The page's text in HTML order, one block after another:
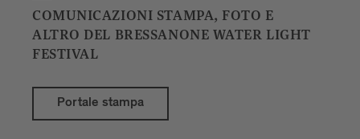
COMUNICAZIONI STAMPA, FOTO E
ALTRO DEL BRESSANONE WATER LIGHT
FESTIVAL
Portale stampa